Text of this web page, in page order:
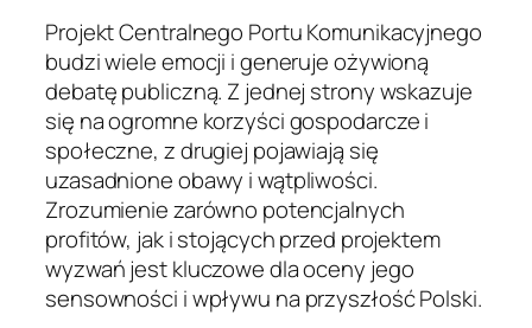
Projekt Centralnego Portu Komunikacyjnego
budzi wiele emocji i generuje ożywioną
debatę publiczną. Z jednej strony wskazuje
się na ogromne korzyści gospodarcze i
społeczne, z drugiej pojawiają się
uzasadnione obawy i wątpliwości.
Zrozumienie zarówno potencjalnych
profitów, jak i stojących przed projektem
wyzwań jest kluczowe dla oceny jego
sensowności i wpływu na przyszłość Polski.